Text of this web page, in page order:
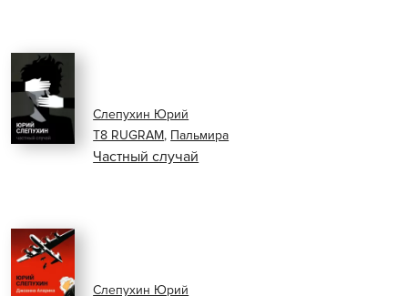
Частный случай
Слепухин Юрий
Т8 RUGRAM, Пальмира
Слепухин Юрий